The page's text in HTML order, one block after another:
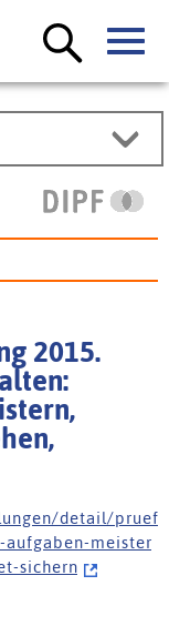
2015.
u n g e n / d e t a i l / p r u e f
a u f g a b e n - m e i s t e r
t - s i c h e r n